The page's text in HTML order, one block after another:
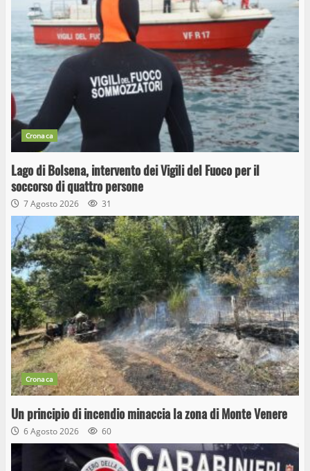
Cronaca
Lago di Bolsena, intervento dei Vigili del Fuoco per il
soccorso di quattro persone
7 Agosto 2026 31
Cronaca
Un principio di incendio minaccia la zona di Monte Venere
6 Agosto 2026 60